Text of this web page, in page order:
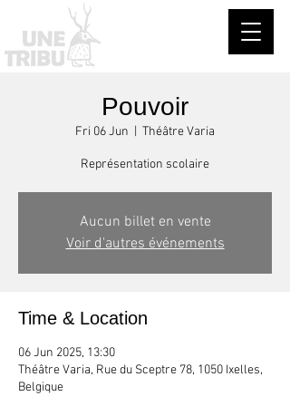
Pouvoir
Fri 06 Jun Théâtre Varia
Représentation scolaire
Aucun billet en vente
Voir d'autres événements
Time & Location
06 Jun 2025, 13:30
Théâtre Varia, Rue du Sceptre 78, 1050 Ixelles,
Belgique